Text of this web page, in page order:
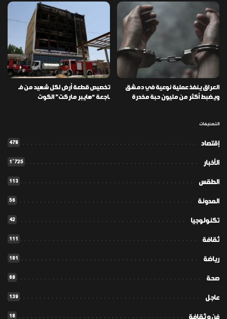
العراق ينفذ عملية نوعية في دمشق
ويضبط أكثر من مليون حبة مخدرة
تخصيص قطعة أرض لكل شهيد من فـ
ـاجعة “هايبر ماركت” الكوت
التصنيفات
إقتصاد 478
الأخبار 1٬725
الطقس 113
المدونة 56
تكنولوجيا 42
ثقافة 111
رياضة 181
صحة 68
عاجل 139
فن و ثقافة 18